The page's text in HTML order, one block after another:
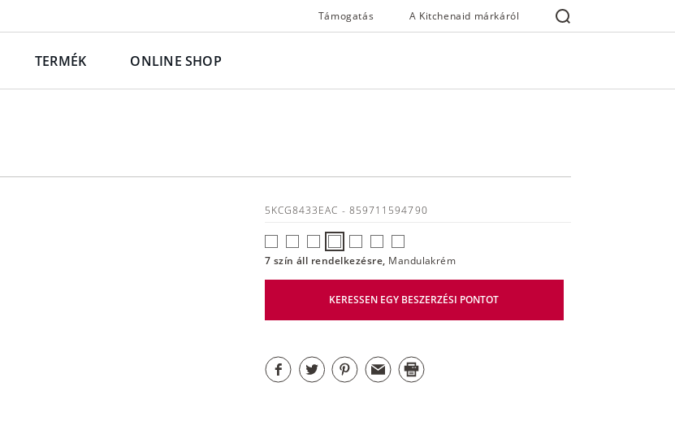
Támogatás A Kitchenaid márkáról
TERMÉK ONLINE SHOP
5KCG8433EAC - 859711594790
7 szín áll rendelkezésre, Mandulakrém
KERESSEN EGY BESZERZÉSI PONTOT